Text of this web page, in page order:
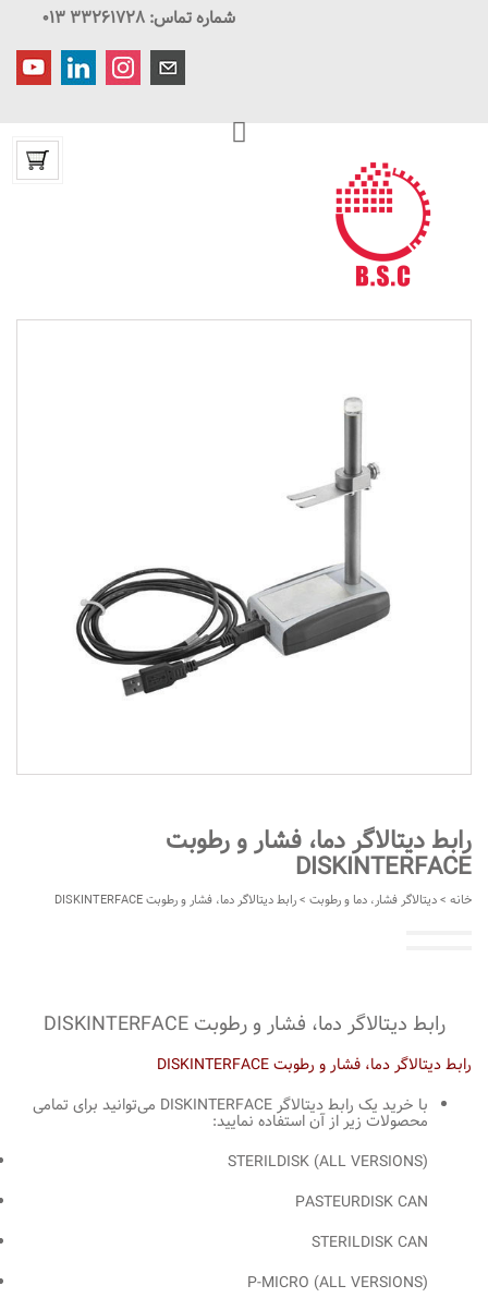
شماره تماس: ۳۳۲۶۱۷۲۸ ۰۱۳
رابط دیتالاگر دما، فشار و رطوبت
DISKINTERFACE
خانه >دیتالاگر فشار، دما و رطوبت > رابط دیتالاگر دما، فشار و رطوبت DISKINTERFACE
رابط دیتالاگر دما، فشار و رطوبت DISKINTERFACE
رابط دیتالاگر دما، فشار و رطوبت DISKINTERFACE
با خرید یک رابط دیتالاگر DISKINTERFACE می‌توانید برای تمامی
محصولات زیر از آن استفاده نمایید:
STERILDISK (ALL VERSIONS)
PASTEURDISK CAN
STERILDISK CAN
P-MICRO (ALL VERSIONS)